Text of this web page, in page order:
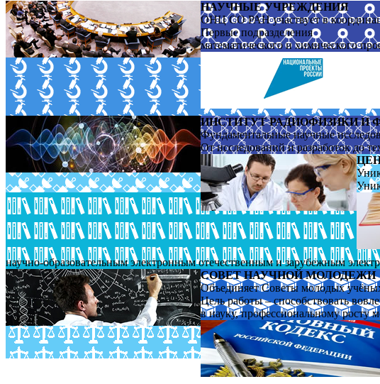
НАУЧНЫЕ УЧРЕЖДЕНИЯ
ОНЦ СО РАН участвует в
Первые подразделения
математического и химического
ИНСТИТУТ РАДИОФИЗИКИ И
Фундаментальные научные
От исследований и разработок до
научно-образовательным электронным отечественным и зарубежным
СОВЕТ НАУЧНОЙ МОЛОДЕЖИ
Объединяет Советы молодых
Цель работы – способствовать
в науку, профессиональному росту